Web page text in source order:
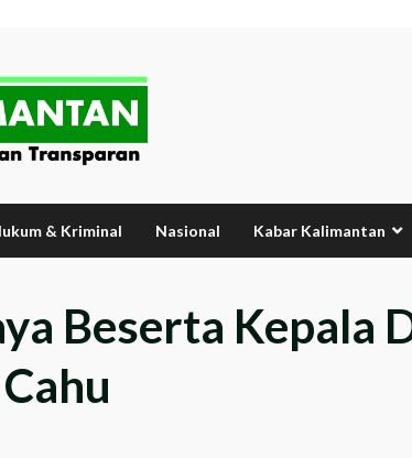
& Kriminal Nasional Kabar Kalimantan
Beserta Kepala